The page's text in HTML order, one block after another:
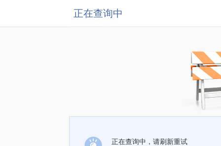
正在查询中
正在查询中，请刷新重试